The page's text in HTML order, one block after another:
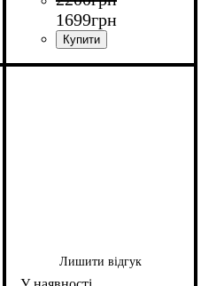
1699грн
Лишити відгук